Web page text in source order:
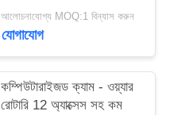
আলোচনাযোগ্য MOQ:1 বিন্যাস করুন
যোগাযোগ
কম্পিউটারাইজড ক্যাম - ওয়্যার
রোটারি 12 অ্যাক্সেস সহ কম